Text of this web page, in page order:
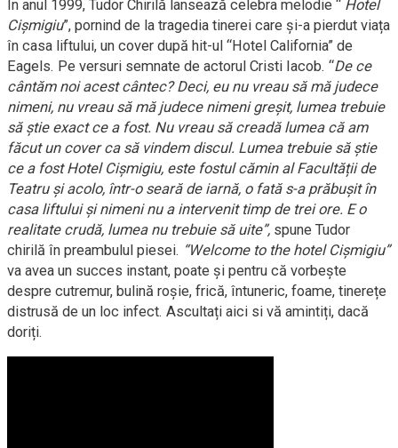
În anul 1999, Tudor Chirilă lansează celebra melodie “ Hotel
Cișmigiu”, pornind de la tragedia tinerei care și-a pierdut viața
în casa liftului, un cover după hit-ul “Hotel California” de
Eagels. Pe versuri semnate de actorul Cristi Iacob. “De ce
cântăm noi acest cântec? Deci, eu nu vreau să mă judece
nimeni, nu vreau să mă judece nimeni greșit, lumea trebuie
să știe exact ce a fost. Nu vreau să creadă lumea că am
făcut un cover ca să vindem discul. Lumea trebuie să știe
ce a fost Hotel Cișmigiu, este fostul cămin al Facultății de
Teatru și acolo, într-o seară de iarnă, o fată s-a prăbușit în
casa liftului și nimeni nu a intervenit timp de trei ore. E o
realitate crudă, lumea nu trebuie să uite”, spune Tudor
chirilă în preambulul piesei. “Welcome to the hotel Cișmigiu”
va avea un succes instant, poate și pentru că vorbește
despre cutremur, bulină roșie, frică, întuneric, foame, tinerețe
distrusă de un loc infect. Ascultați aici si vă amintiți, dacă
doriți.